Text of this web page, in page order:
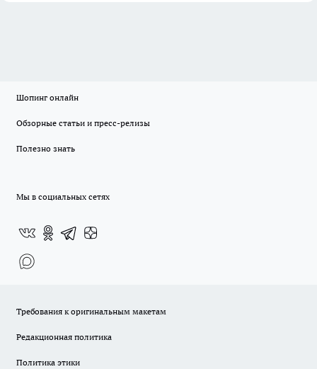
Шопинг онлайн
Обзорные статьи и пресс-релизы
Полезно знать
Мы в социальных сетях
Требования к оригинальным макетам
Редакционная политика
Политика этики